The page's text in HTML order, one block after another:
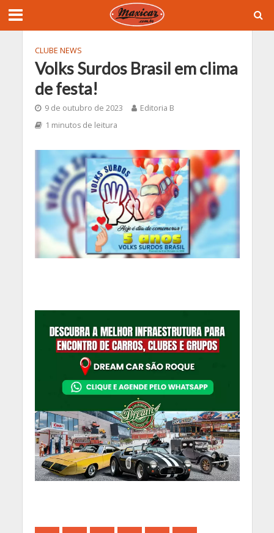
CLUBE NEWS
Volks Surdos Brasil em clima
de festa!
9 de outubro de 2023
Editoria B
1 minutos de leitura